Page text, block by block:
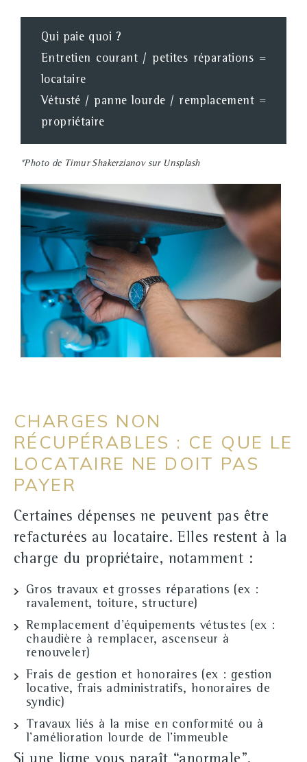
Qui paie quoi ?
Entretien courant / petites réparations =
locataire
Vétusté / panne lourde / remplacement =
propriétaire
*Photo de Timur Shakerzianovsur Unsplash
CHARGES NON
RÉCUPÉRABLES : CE QUE LE
LOCATAIRE NE DOIT PAS
PAYER
Certaines dépenses ne peuvent pas être
refacturées au locataire. Elles restent à la
charge du propriétaire, notamment :
Gros travaux et grosses réparations (ex :
ravalement, toiture, structure)
Remplacement d'équipements vétustes (ex :
chaudière à remplacer, ascenseur à
renouveler)
Frais de gestion et honoraires (ex : gestion
locative, frais administratifs, honoraires de
syndic)
Travaux liés à lamise en conformité ou à
l'amélioration lourde de l'immeuble